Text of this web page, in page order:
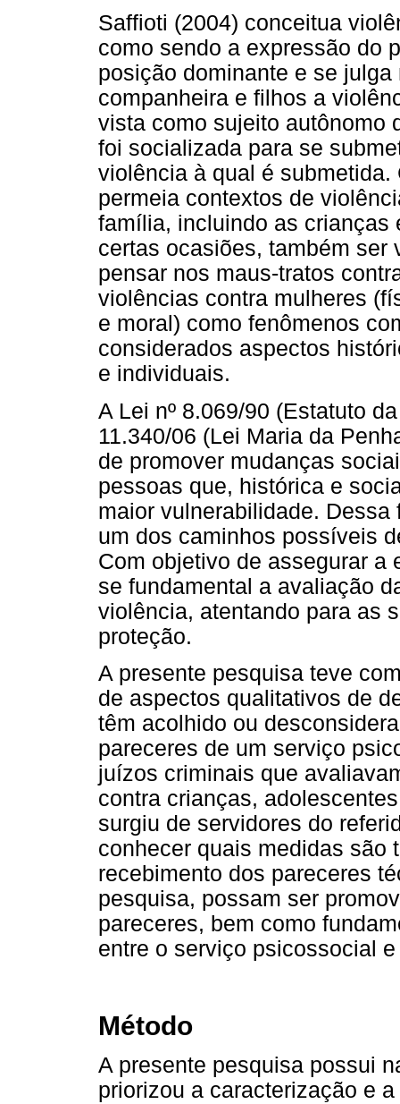
Saffioti (2004) conceitua
como sendo a expressão do
posição dominante e se
companheira e filhos a
vista como sujeito autônomo
foi socializada para se
violência à qual é
permeia contextos de
família, incluindo as crianças
certas ocasiões, também ser
pensar nos maus-tratos
violências contra mulheres
e moral) como fenômenos
considerados aspectos
e individuais.
A Lei nº 8.069/90 (Estatuto
11.340/06 (Lei Maria da
de promover mudanças
pessoas que, histórica e
maior vulnerabilidade.
um dos caminhos possíveis
Com objetivo de assegurar a
se fundamental a avaliação
violência, atentando para as
proteção.
A presente pesquisa teve
de aspectos qualitativos de
têm acolhido ou
pareceres de um serviço
juízos criminais que
contra crianças,
surgiu de servidores do
conhecer quais medidas são
recebimento dos pareceres
pesquisa, possam ser
pareceres, bem como
entre o serviço psicossocial
Método
A presente pesquisa possui
priorizou a caracterização e